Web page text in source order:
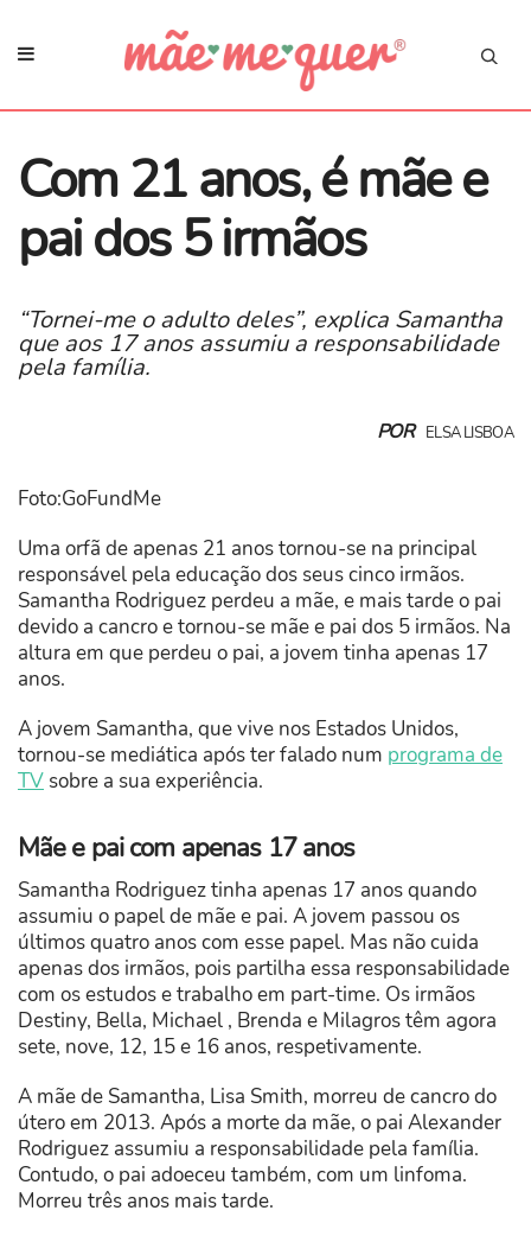
Com 21 anos, é mãe e
pai dos 5 irmãos
“Tornei-me o adulto deles”, explica Samantha
que aos 17 anos assumiu a responsabilidade
pela família.
POR ELSA LISBOA
Foto:GoFundMe
Uma orfã de apenas 21 anos tornou-se na principal
responsável pela educação dos seus cinco irmãos.
Samantha Rodriguez perdeu a mãe, e mais tarde o pai
devido a cancro e tornou-se mãe e pai dos 5 irmãos. Na
altura em que perdeu o pai, a jovem tinha apenas 17
anos.
A jovem Samantha, que vive nos Estados Unidos,
tornou-se mediática após ter falado num programa de
TV sobre a sua experiência.
Mãe e pai com apenas 17 anos
Samantha Rodriguez tinha apenas 17 anos quando
assumiu o papel de mãe e pai. A jovem passou os
últimos quatro anos com esse papel. Mas não cuida
apenas dos irmãos, pois partilha essa responsabilidade
com os estudos e trabalho em part-time. Os irmãos
Destiny, Bella, Michael , Brenda e Milagros têm agora
sete, nove, 12, 15 e 16 anos, respetivamente.
A mãe de Samantha, Lisa Smith, morreu de cancro do
útero em 2013. Após a morte da mãe, o pai Alexander
Rodriguez assumiu a responsabilidade pela família.
Contudo, o pai adoeceu também, com um linfoma.
Morreu três anos mais tarde.